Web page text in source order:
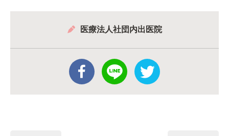
医療法人社団内出医院